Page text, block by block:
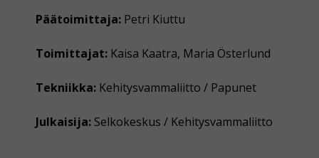
Päätoimittaja: Petri Kiuttu
Toimittajat: Kaisa Kaatra, Maria Österlund
Tekniikka: Kehitysvammaliitto / Papunet
Julkaisija: Selkokeskus / Kehitysvammaliitto